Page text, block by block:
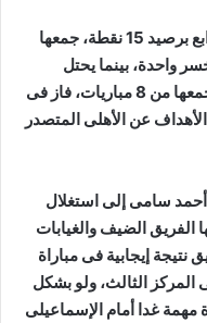
ويدخل سموحة اللقاء وهو فى المركز الرابع برصيد 15 نقطة، جمعها
فاز فى 4 وتعادل فى 3 وخسر واحدة، بينما يحتل
الزمالك المركز الثانى برصيد 19 نقطة، جمعها من 8 مباريات، فاز فى
عن الأهلى المتصدر
سامى إلى استغلال
الفريق الضيف والغيابات
نتيجة إيجابية فى مباراة
18 يقفز بها إلى المركز الثالث، ولو بشكل
غدا أمام الإسماعيلى